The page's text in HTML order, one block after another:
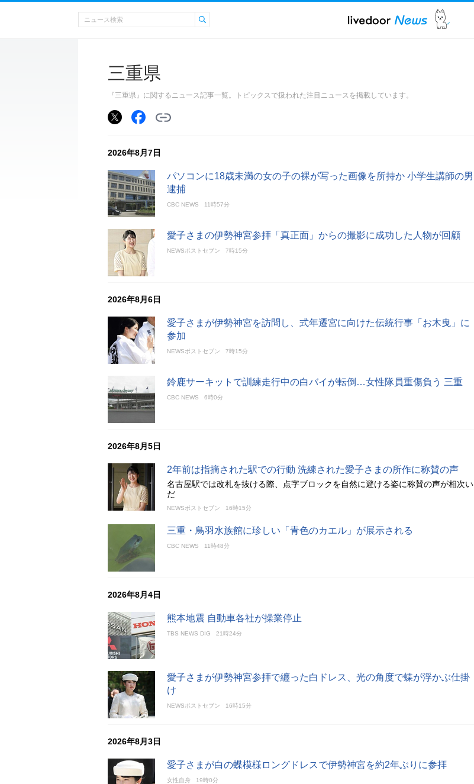
三重県
『三重県』に関するニュース記事一覧。トピックスで扱われた注目ニュースを掲載しています。
2026年8月7日
パソコンに18歳未満の女の子の裸が写った画像を所持か 小学生講師の男
逮捕
CBC NEWS 11時57分
愛子さまの伊勢神宮参拝「真正面」からの撮影に成功した人物が回顧
NEWSポストセブン 7時15分
2026年8月6日
愛子さまが伊勢神宮を訪問し、式年遷宮に向けた伝統行事「お木曳」に
参加
NEWSポストセブン 7時15分
鈴鹿サーキットで訓練走行中の白バイが転倒…女性隊員重傷負う 三重
CBC NEWS 6時0分
2026年8月5日
2年前は指摘された駅での行動 洗練された愛子さまの所作に称賛の声
名古屋駅では改札を抜ける際、点字ブロックを自然に避ける姿に称賛の声が相次い
だ
NEWSポストセブン 16時15分
三重・鳥羽水族館に珍しい「青色のカエル」が展示される
CBC NEWS 11時48分
2026年8月4日
熊本地震 自動車各社が操業停止
TBS NEWS DIG 21時24分
愛子さまが伊勢神宮参拝で纏った白ドレス、光の角度で蝶が浮かぶ仕掛
け
NEWSポストセブン 16時15分
2026年8月3日
愛子さまが白の蝶模様ロングドレスで伊勢神宮を約2年ぶりに参拝
女性自身 19時0分